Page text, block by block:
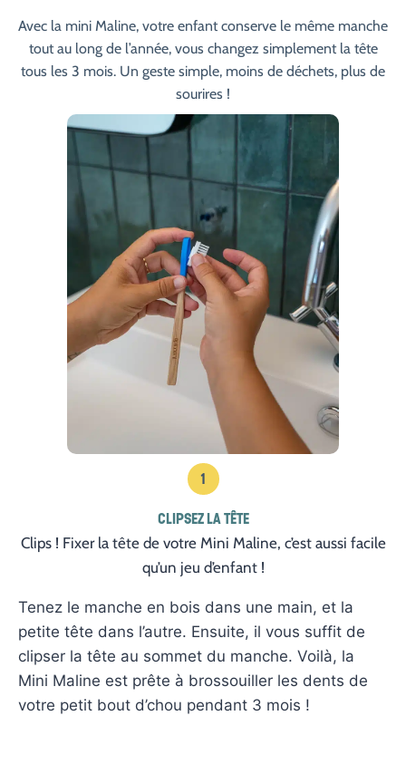
Avec la mini Maline, votre enfant conserve le même manche
tout au long de l’année, vous changez simplement la tête
tous les 3 mois. Un geste simple, moins de déchets, plus de
sourires !
1
CLIPSEZ LA TÊTE
Clips ! Fixer la tête de votre Mini Maline, c’est aussi facile
qu’un jeu d’enfant !
Tenez le manche en bois dans une main, et la
petite tête dans l’autre. Ensuite, il vous suffit de
clipser la tête au sommet du manche. Voilà, la
Mini Maline est prête à brossouiller les dents de
votre petit bout d’chou pendant 3 mois !